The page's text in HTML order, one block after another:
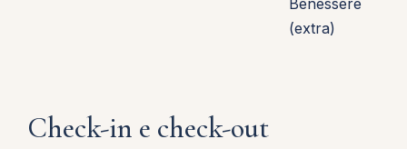
Benessere
(extra)
Check-in e check-out